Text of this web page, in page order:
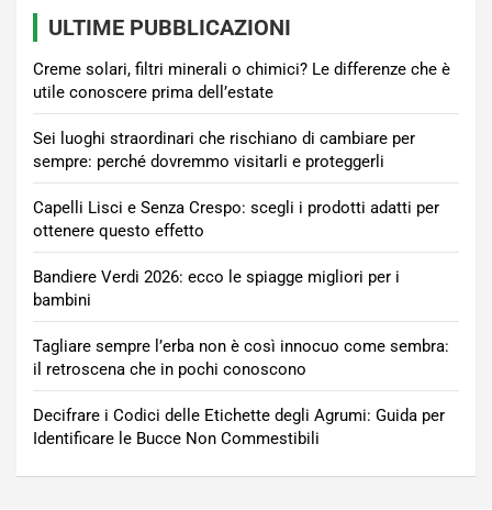
ULTIME PUBBLICAZIONI
Creme solari, filtri minerali o chimici? Le differenze che è
utile conoscere prima dell’estate
Sei luoghi straordinari che rischiano di cambiare per
sempre: perché dovremmo visitarli e proteggerli
Capelli Lisci e Senza Crespo: scegli i prodotti adatti per
ottenere questo effetto
Bandiere Verdi 2026: ecco le spiagge migliori per i
bambini
Tagliare sempre l’erba non è così innocuo come sembra:
il retroscena che in pochi conoscono
Decifrare i Codici delle Etichette degli Agrumi: Guida per
Identificare le Bucce Non Commestibili